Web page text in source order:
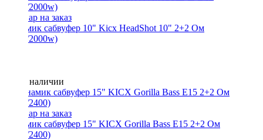
Динамик сабвуфер 10" Kicx HeadShot 10" 2+2 Ом
(1000/2000w)
Нет в наличии
Динамик сабвуфер 15" KICX Gorilla Bass E15 2+2 Ом
(1200/2400)